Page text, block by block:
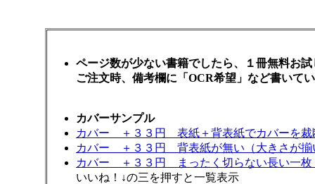
ページ数が少ない書籍でしたら、１冊無料お
ご注文時、備考欄に「OCR希望」など書いて
カバーサンプル
カバー ＋３３円 表紙＋背表紙でカバーを
カバー ＋３３円 背表紙が無い（大きさが
カバー ＋３３円 まったく切らない長い一
いいね！↓の三を押すと一覧表示